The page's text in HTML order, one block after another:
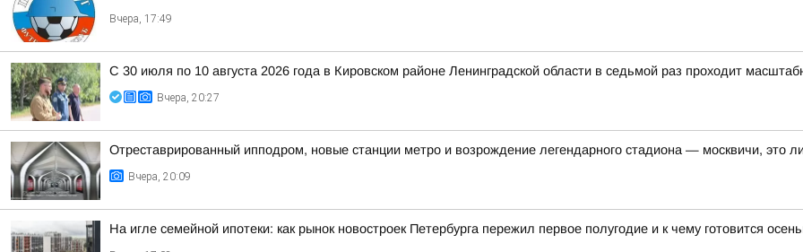
Вчера, 17:49
С 30 июля по 10 августа 2026 года в Кировском районе Ленинградской области в седьмой раз проходит
Вчера, 20:27
Отреставрированный ипподром, новые станции метро и возрождение легендарного стадиона — москвичи, это
Вчера, 20:09
На игле семейной ипотеки: как рынок новостроек Петербурга пережил первое полугодие и к чему готовится